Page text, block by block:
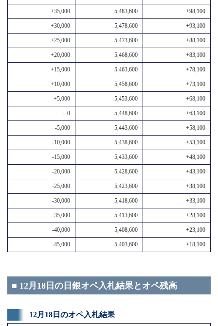
+35,000 5,483,600 +98,100
+30,000 5,478,600 +93,100
+25,000 5,473,600 +88,100
+20,000 5,468,600 +83,100
+15,000 5,463,600 +78,100
+10,000 5,458,600 +73,100
+5,000 5,453,600 +68,100
± 0 5,448,600 +63,100
-5,000 5,443,600 +58,100
-10,000 5,438,600 +53,100
-15,000 5,433,600 +48,100
-20,000 5,428,600 +43,100
-25,000 5,423,600 +38,100
-30,000 5,418,600 +33,100
-35,000 5,413,600 +28,100
-40,000 5,408,600 +23,100
-45,000 5,403,600 +18,100
■ 12月18日の日銀オペ入札結果とオペ残高
12月18日のオペ入札結果